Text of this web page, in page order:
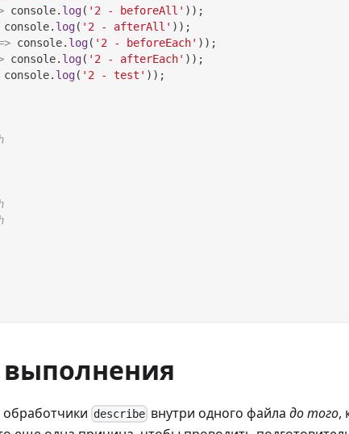
console. log( '2 - beforeAll' ) ) ;
console. log( '2 - afterAll' ) ) ;
console. log( '2 - beforeEach' ) ) ;
console. log( '2 - afterEach' ) ) ;
console. log( '2 - test' ) ) ;
обработчики describe внутри одного файладо того,